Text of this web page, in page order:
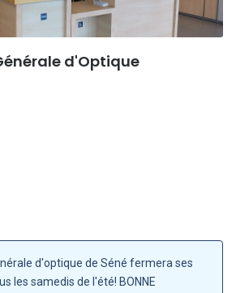
09:30 - 19:00
d'Optique
Fermé
d'optique de Séné fermera ses
les samedis de l'été! BONNE